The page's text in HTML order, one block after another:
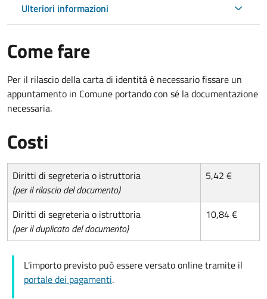
Ulteriori informazioni
Come fare
Per il rilascio della carta di identità è necessario fissare un
appuntamento in Comune portando con sé la documentazione
necessaria.
Costi
Diritti di segreteria o istruttoria
(per il rilascio del documento)
5,42 €
Diritti di segreteria o istruttoria
(per il duplicato del documento)
10,84 €
L'importo previsto può essere versato online tramite il
portale dei pagamenti.